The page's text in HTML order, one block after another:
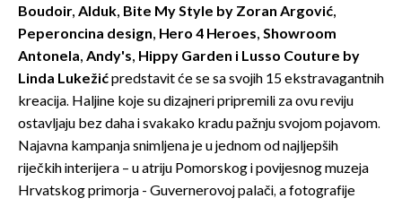
Boudoir, Alduk, Bite My Style by Zoran Argović,
Peperoncina design, Hero 4 Heroes, Showroom
Antonela, Andy's, Hippy Garden i Lusso Couture by
Linda Lukežićpredstavit će se sa svojih 15 ekstravagantnih
kreacija. Haljine koje su dizajneri pripremili za ovu reviju
ostavljaju bez daha i svakako kradu pažnju svojom pojavom.
Najavna kampanja snimljena je u jednom od najljepših
riječkih interijera – u atriju Pomorskog i povijesnog muzeja
Hrvatskog primorja - Guvernerovoj palači, a fotografije